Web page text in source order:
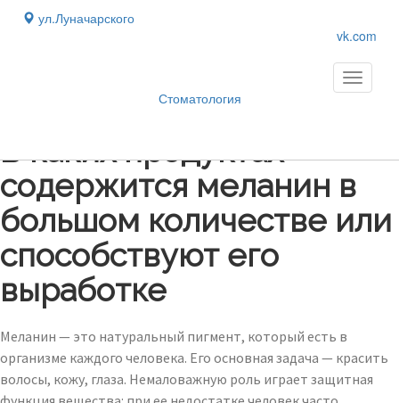
ул.Луначарского
vk.com
Стоматология
Toggle
В каких продуктах
содержится меланин в
большом количестве или
способствуют его
выработке
Меланин — это натуральный пигмент, который есть в
организме каждого человека. Его основная задача — красить
волосы, кожу, глаза. Немаловажную роль играет защитная